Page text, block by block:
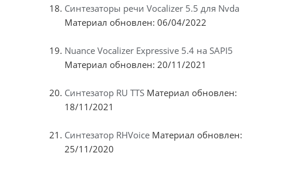
Синтезаторы речи Vocalizer 5.5 для Nvda
Материал обновлен: 06/04/2022
Nuance Vocalizer Expressive 5.4 на SAPI5
Материал обновлен: 20/11/2021
Синтезатор RU TTS Материал обновлен:
18/11/2021
Синтезатор RHVoice Материал обновлен:
25/11/2020